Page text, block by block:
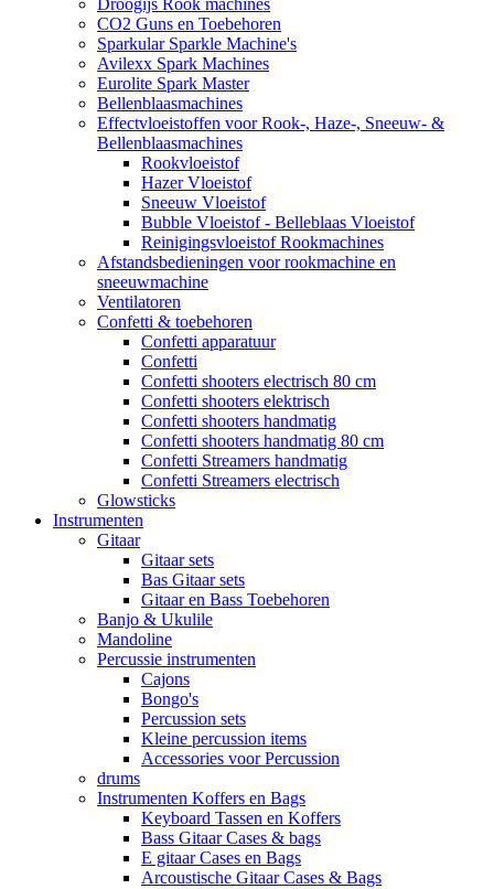
Droogijs Rook machines
CO2 Guns en Toebehoren
Sparkular Sparkle Machine's
Avilexx Spark Machines
Eurolite Spark Master
Bellenblaasmachines
Effectvloeistoffen voor Rook-, Haze-, Sneeuw- &
Bellenblaasmachines
Rookvloeistof
Hazer Vloeistof
Sneeuw Vloeistof
Bubble Vloeistof - Belleblaas Vloeistof
Reinigingsvloeistof Rookmachines
Afstandsbedieningen voor rookmachine en
sneeuwmachine
Ventilatoren
Confetti & toebehoren
Confetti apparatuur
Confetti
Confetti shooters electrisch 80 cm
Confetti shooters elektrisch
Confetti shooters handmatig
Confetti shooters handmatig 80 cm
Confetti Streamers handmatig
Confetti Streamers electrisch
Glowsticks
Instrumenten
Gitaar
Gitaar sets
Bas Gitaar sets
Gitaar en Bass Toebehoren
Banjo & Ukulile
Mandoline
Percussie instrumenten
Cajons
Bongo's
Percussion sets
Kleine percussion items
Accessories voor Percussion
drums
Instrumenten Koffers en Bags
Keyboard Tassen en Koffers
Bass Gitaar Cases & bags
E gitaar Cases en Bags
Arcoustische Gitaar Cases & Bags